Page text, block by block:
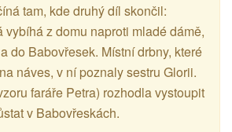
tam, kde druhý díl skončil:
vybíhá z domu naproti mladé dámě,
do Babovřesek. Místní drbny, které
náves, v ní poznaly sestru Glorii.
faráře Petra) rozhodla vystoupit
v Babovřeskách.